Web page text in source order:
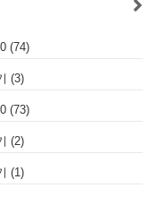
(74)
(3)
(73)
(2)
(1)